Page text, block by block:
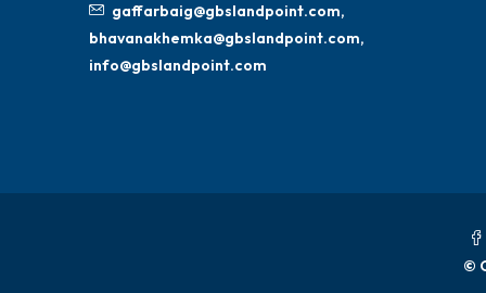
gaffarbaig@gbslandpoint.com,
bhavanakhemka@gbslandpoint.com,
info@gbslandpoint.com
©